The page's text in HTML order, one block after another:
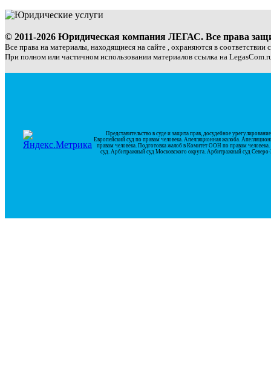
© 2011-2026 Юридическая компания ЛЕГАС. Все права
Все права на материалы, находящиеся на сайте , охраняются в соответствии
При полном или частичном использовании материалов ссылка на
Представительство в суде и защита прав, досудебное
Европейский суд по правам человека. Апелляционная жалоба.
правам человека. Подготовка жалоб в Комитет ООН по правам
суд. Арбитражный суд Московского округа. Арбитражный суд